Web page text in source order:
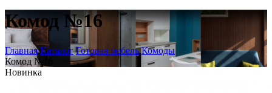
Комод №16
Главная Каталог Готовая мебель Комоды
Комод №16
Новинка